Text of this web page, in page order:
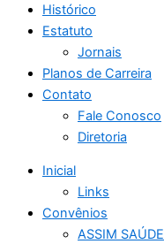
Histórico
Estatuto
Jornais
Planos de Carreira
Contato
Fale Conosco
Diretoria
Inicial
Links
Convênios
ASSIM SAÚDE